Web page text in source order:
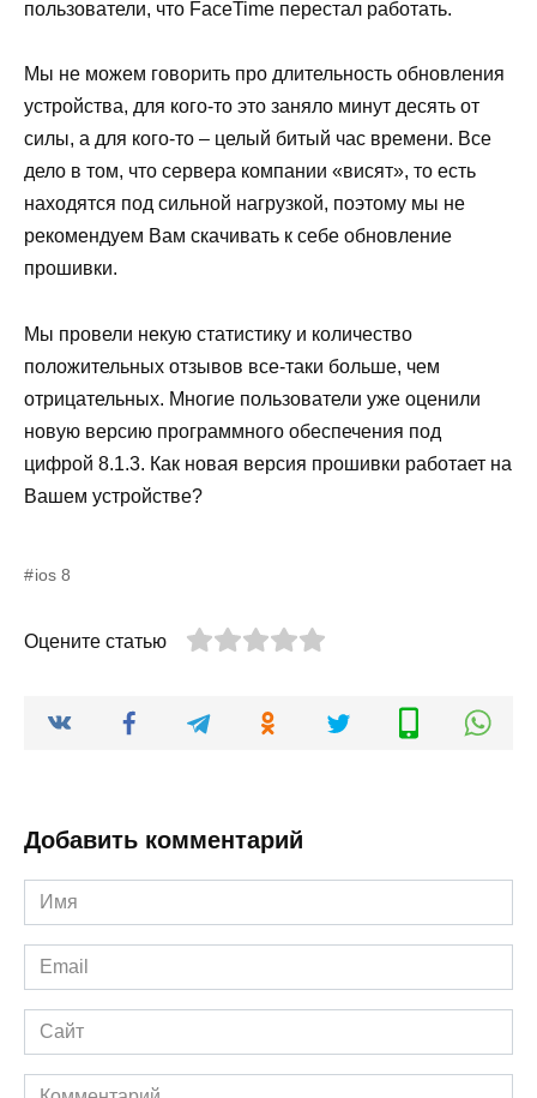
пользователи, что FaceTime перестал работать.
Мы не можем говорить про длительность обновления
устройства, для кого-то это заняло минут десять от
силы, а для кого-то – целый битый час времени. Все
дело в том, что сервера компании «висят», то есть
находятся под сильной нагрузкой, поэтому мы не
рекомендуем Вам скачивать к себе обновление
прошивки.
Мы провели некую статистику и количество
положительных отзывов все-таки больше, чем
отрицательных. Многие пользователи уже оценили
новую версию программного обеспечения под
цифрой 8.1.3. Как новая версия прошивки работает на
Вашем устройстве?
ios 8
Оцените статью
Добавить комментарий
Имя
*
Email
*
Сайт
Комментарий